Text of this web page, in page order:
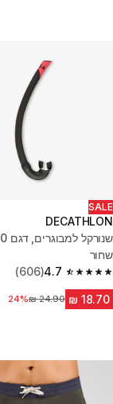
SALE
DECATHLON
שחור
4.7
4.7 out of 5 stars from 606 reviews
(606)
מחיר לפני הנחה‏24.90 ₪
24%